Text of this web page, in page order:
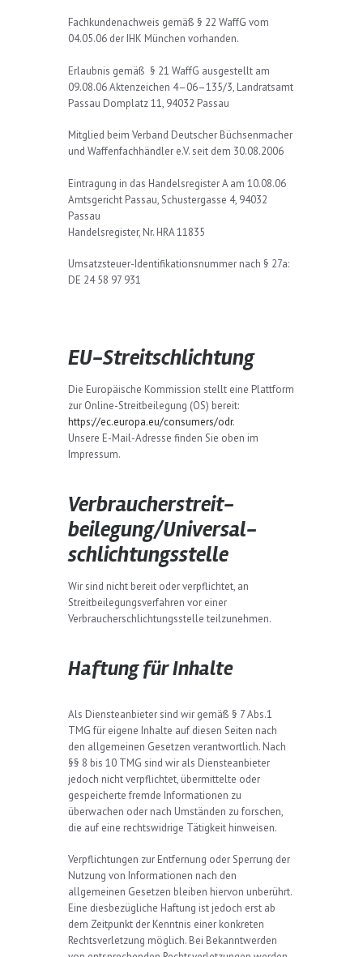
Fachkundenachweis gemäß § 22 WaffG vom
04.05.06 der IHK München vorhanden.
Erlaubnis gemäß § 21 WaffG ausgestellt am
09.08.06 Aktenzeichen 4–06–135/3, Landratsamt
Passau Domplatz 11, 94032 Passau
Mitglied beim Verband Deutscher Büchsenmacher
und Waffenfachhändler e.V. seit dem 30.08.2006
Eintragung in das Handelsregister A am 10.08.06
Amtsgericht Passau, Schustergasse 4, 94032
Passau
Handelsregister, Nr. HRA 11835
Umsatzsteuer-Identifikationsnummer nach § 27a:
DE 24 58 97 931
EU-Streitschlichtung
Die Europäische Kommission stellt eine Plattform
zur Online-Streitbeilegung (OS) bereit:
https://ec.europa.eu/consumers/odr.
Unsere E-Mail-Adresse finden Sie oben im
Impressum.
Verbraucher­streit­
beilegung/Universal­
schlichtungs­stelle
Wir sind nicht bereit oder verpflichtet, an
Streitbeilegungsverfahren vor einer
Verbraucherschlichtungsstelle teilzunehmen.
Haftung für Inhalte
Als Diensteanbieter sind wir gemäß § 7 Abs.1
TMG für eigene Inhalte auf diesen Seiten nach
den allgemeinen Gesetzen verantwortlich. Nach
§§ 8 bis 10 TMG sind wir als Diensteanbieter
jedoch nicht verpflichtet, übermittelte oder
gespeicherte fremde Informationen zu
überwachen oder nach Umständen zu forschen,
die auf eine rechtswidrige Tätigkeit hinweisen.
Verpflichtungen zur Entfernung oder Sperrung der
Nutzung von Informationen nach den
allgemeinen Gesetzen bleiben hiervon unberührt.
Eine diesbezügliche Haftung ist jedoch erst ab
dem Zeitpunkt der Kenntnis einer konkreten
Rechtsverletzung möglich. Bei Bekanntwerden